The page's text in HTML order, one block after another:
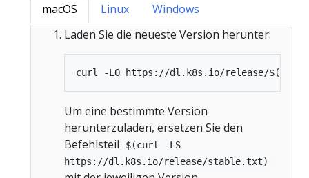
macOS Linux
Windows
Laden Sie die neueste Version herunter:
Um eine bestimmte Version
herunterzuladen, ersetzen Sie den
Befehlsteil
$(curl -LS
https://dl.k8s.io/release/stable.txt)